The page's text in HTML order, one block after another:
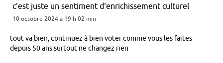
c'est juste un sentiment d'enrichissement culturel
10 octobre 2024 à 19 h 02 min
tout va bien, continuez à bien voter comme vous les faites
depuis 50 ans surtout ne changez rien